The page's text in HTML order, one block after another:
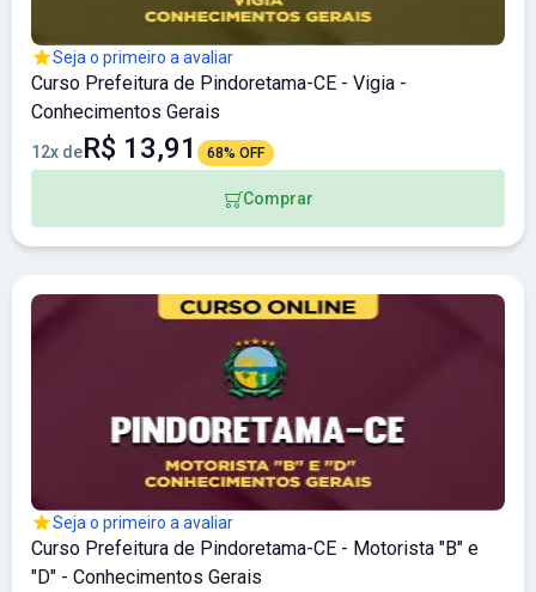
Seja o primeiro a avaliar
Curso Prefeitura de Pindoretama-CE - Vigia -
Conhecimentos Gerais
12x deR$ 13,91 68% OFF
Comprar
Seja o primeiro a avaliar
Curso Prefeitura de Pindoretama-CE - Motorista "B" e
"D" - Conhecimentos Gerais